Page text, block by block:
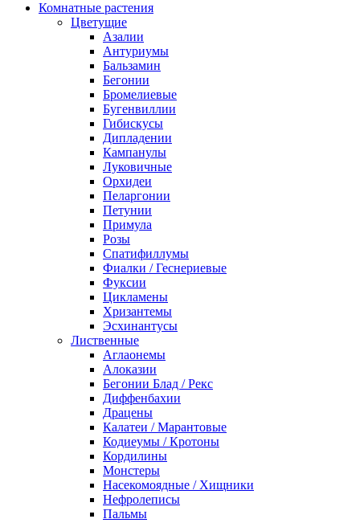
Комнатные растения
Цветущие
Азалии
Антуриумы
Бальзамин
Бегонии
Бромелиевые
Бугенвиллии
Гибискусы
Дипладении
Кампанулы
Луковичные
Орхидеи
Пеларгонии
Петунии
Примула
Розы
Спатифиллумы
Фиалки / Геснериевые
Фуксии
Цикламены
Хризантемы
Эсхинантусы
Лиственные
Аглаонемы
Алоказии
Бегонии Блад / Рекс
Диффенбахии
Драцены
Калатеи / Марантовые
Кодиеумы / Кротоны
Кордилины
Монстеры
Насекомоядные / Хищники
Нефролеписы
Пальмы